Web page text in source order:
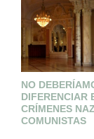
NO
DIFERENCIAR
CRÍMENES
COMUNISTAS